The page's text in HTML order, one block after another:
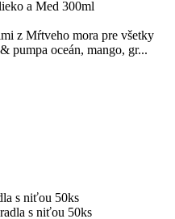
z Mŕtveho mora pre všetky
pumpa oceán, mango, gr...
s niťou 50ks